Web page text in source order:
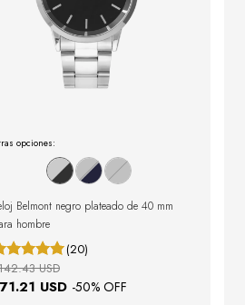
opciones:
Belmont negro plateado de 40 mm
hombre
(20)
USD -50% OFF
USD